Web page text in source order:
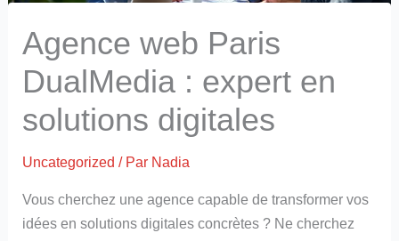
Agence web Paris
DualMedia : expert en
solutions digitales
Uncategorized / Par Nadia
Vous cherchez une agence capable de transformer vos
idées en solutions digitales concrètes ? Ne cherchez